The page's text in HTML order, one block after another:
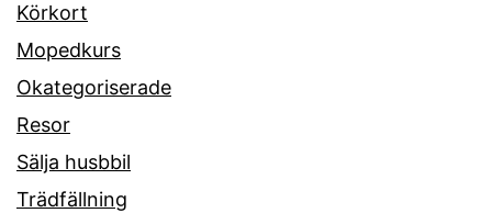
Körkort
Mopedkurs
Okategoriserade
Resor
Sälja husbbil
Trädfällning